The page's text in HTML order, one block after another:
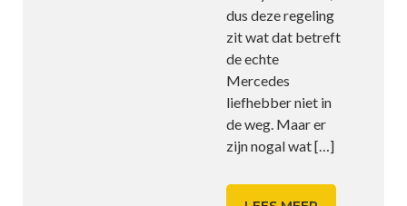
dus deze regeling
zit wat dat betreft
de echte
Mercedes
liefhebber niet in
de weg. Maar er
zijn nogal wat[…]